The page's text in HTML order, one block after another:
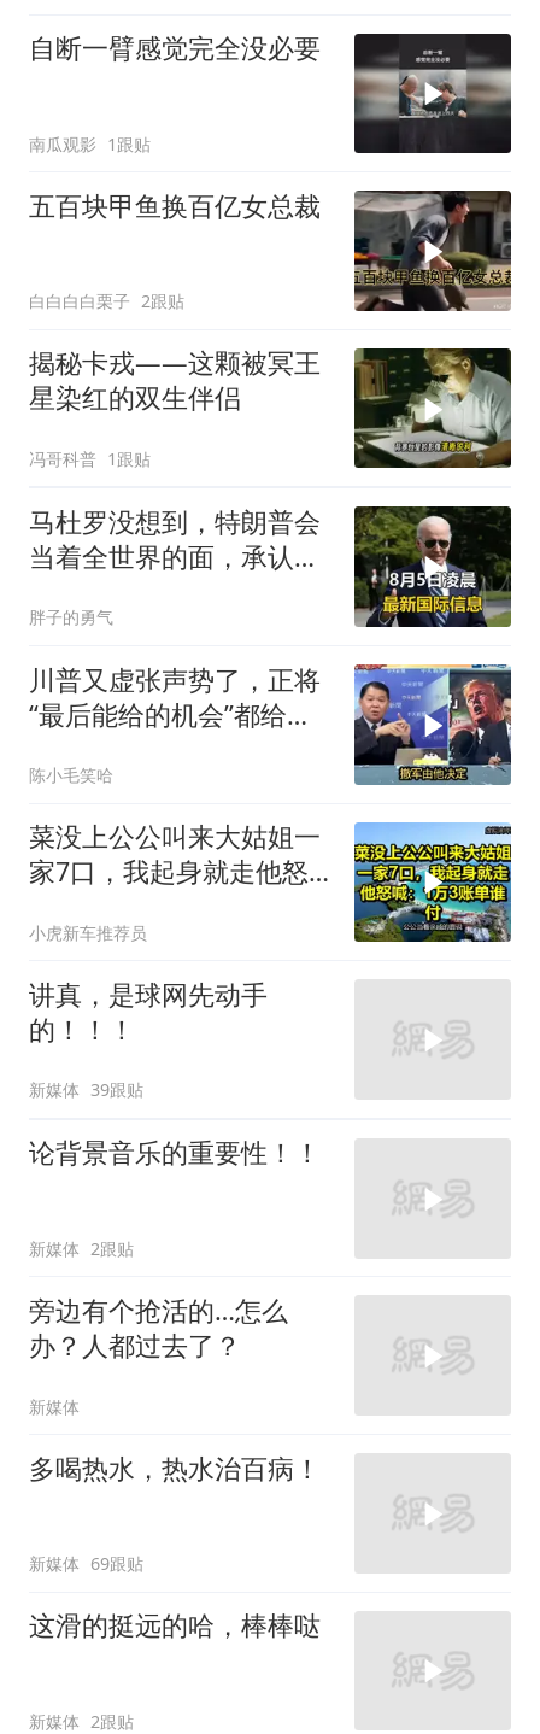
自断一臂感觉完全没必要
南瓜观影 1跟贴
五百块甲鱼换百亿女总裁
白白白白栗子 2跟贴
揭秘卡戎——这颗被冥王
星染红的双生伴侣
冯哥科普 1跟贴
马杜罗没想到，特朗普会
当着全世界的面，承认一
胖子的勇气
川普又虚张声势了，正将
“最后能给的机会”都给伊
陈小毛笑哈
菜没上公公叫来大姑姐一
家7口，我起身就走他怒
小虎新车推荐员
讲真，是球网先动手
的！！！
新媒体 39跟贴
论背景音乐的重要性！！
新媒体 2跟贴
旁边有个抢活的…怎么
办？人都过去了？
新媒体
多喝热水，热水治百病！
新媒体 69跟贴
这滑的挺远的哈，棒棒哒
新媒体 2跟贴